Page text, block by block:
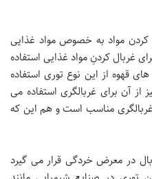
کردن مواد به خصوص مواد غذایی
غربال کردنِ مواد غذایی استفاده
قهوه از این نوع توری استفاده
آن برای غربالگری استفاده می
مناسب است و هم این که
در معرض خردگی قرار می گیرد